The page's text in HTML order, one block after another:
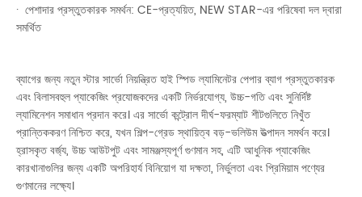
· পেশাদার প্রস্তুতকারক সমর্থন: CE-প্রত্যয়িত, NEW STAR-এর পরিষেবা দল দ্বারা
সমর্থিত
ব্যাগের জন্য নতুন স্টার সার্ভো নিয়ন্ত্রিত হাই স্পিড ল্যামিনেটর পেপার ব্যাগ প্রস্তুতকারক
এবং বিলাসবহুল প্যাকেজিং প্রযোজকদের একটি নির্ভরযোগ্য, উচ্চ-গতি এবং সুনির্দিষ্ট
ল্যামিনেশন সমাধান প্রদান করে। এর সার্ভো কন্ট্রোল দীর্ঘ-ফরম্যাট শীটগুলিতে নিখুঁত
প্রান্তিককরণ নিশ্চিত করে, যখন শিল্প-গ্রেড স্থায়িত্ব বড়-ভলিউম উত্পাদন সমর্থন করে।
হ্রাসকৃত বর্জ্য, উচ্চ আউটপুট এবং সামঞ্জস্যপূর্ণ গুণমান সহ, এটি আধুনিক প্যাকেজিং
কারখানাগুলির জন্য একটি অপরিহার্য বিনিয়োগ যা দক্ষতা, নির্ভুলতা এবং প্রিমিয়াম পণ্যের
গুণমানের লক্ষ্যে।